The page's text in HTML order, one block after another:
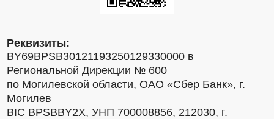
Реквизиты:
BY69BPSB30121193250129330000 в
Региональной Дирекции № 600
по Могилевской области, ОАО «Сбер Банк», г.
Могилев
BIC BPSBBY2X, УНП 700008856, 212030, г.